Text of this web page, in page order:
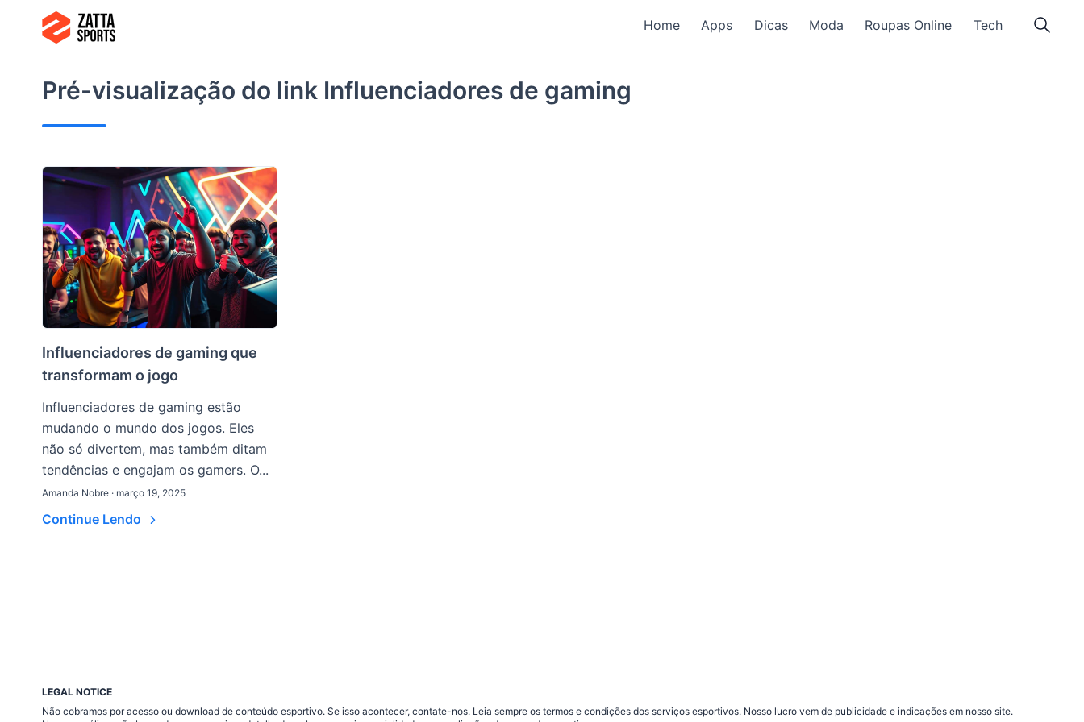
conteúdo
Home Apps Dicas Moda Roupas Online Tech
Pré-visualização do link Influenciadores de gaming
Influenciadores de gaming que
transformam o jogo
Influenciadores de gaming estão
mudando o mundo dos jogos. Eles
não só divertem, mas também ditam
tendências e engajam os gamers. O...
Amanda Nobre · março 19, 2025
Continue Lendo
LEGAL NOTICE
Não cobramos por acesso ou download de conteúdo esportivo. Se isso acontecer, contate-nos. Leia sempre os termos e condições dos serviços esportivos. Nosso lucro vem de publicidade e indicações em nosso site.